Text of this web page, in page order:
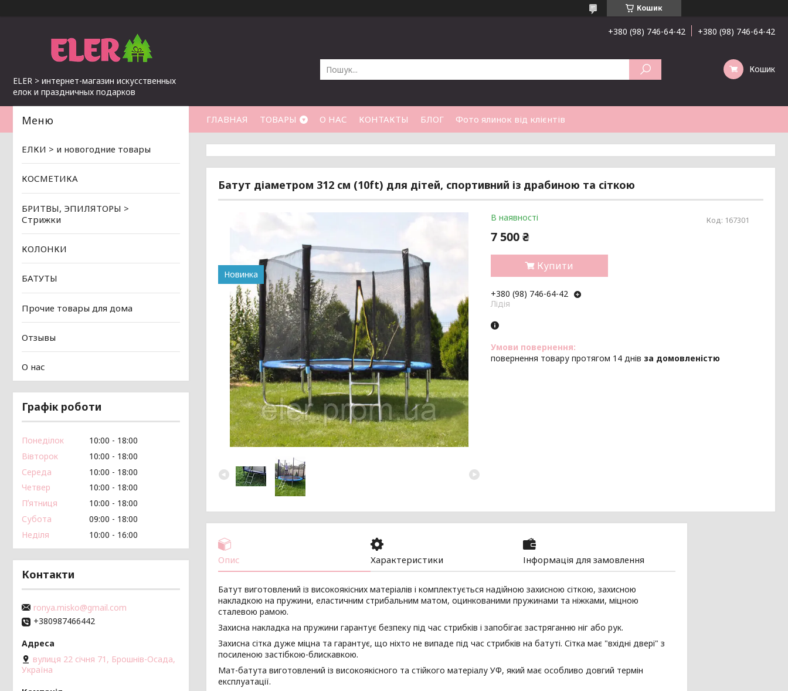
Кошик
ELER > интернет-магазин искусственных
елок и праздничных подарков
+380 (98) 746-64-42 +380 (98) 746-64-42
Кошик
ГЛАВНАЯ ТОВАРЫ О НАС КОНТАКТЫ БЛОГ Фото ялинок від клієнтів
Батут діаметром 312 см (10ft) для дітей, спортивний із драбиною та сіткою
Новинка
В наявності Код: 167301
7 500 ₴
Купити
+380 (98) 746-64-42
Лідія
повернення товару протягом 14 днів за домовленістю
Опис Характеристики Інформація для замовлення
Батут виготовлений із високоякісних матеріалів і комплектується надійною захисною сіткою, захисною
накладкою на пружини, еластичним стрибальним матом, оцинкованими пружинами та ніжками, міцною
сталевою рамою.
Захисна накладка на пружини гарантує безпеку під час стрибків і запобігає застряганню ніг або рук.
Захисна сітка дуже міцна та гарантує, що ніхто не випаде під час стрибків на батуті. Сітка має "вхідні двері" з
посиленою застібкою-блискавкою.
Мат-батута виготовлений із високоякісного та стійкого матеріалу УФ, який має особливо довгий термін
експлуатації.
ЕЛКИ > и новогодние товары
КОСМЕТИКА
БРИТВЫ, ЭПИЛЯТОРЫ >
Стрижки
КОЛОНКИ
БАТУТЫ
Прочие товары для дома
Отзывы
О нас
Графік роботи
Понеділок 10:00
18:00
Вівторок
10:00
18:00
Середа
10:00
18:00
Четвер
10:00
18:00
Пʼятниця
10:00
18:00
Субота
09:00
18:00
Неділя
10:00 16:00
Контакти
ronya.misko@gmail.com
+380987466442
вулиця 22 січня 71, Брошнів-Осада,
Україна